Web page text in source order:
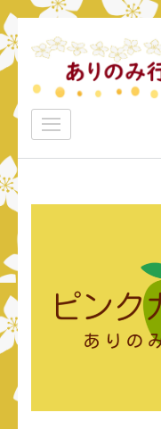
ン
ツ
へ
ス
キ
ッ
プ
(Enter
押
す)
ありのみ
あなたのナシをアリ！